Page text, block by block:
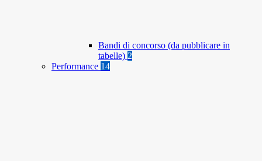
Bandi di concorso (da pubblicare in
tabelle) 2
Performance 14